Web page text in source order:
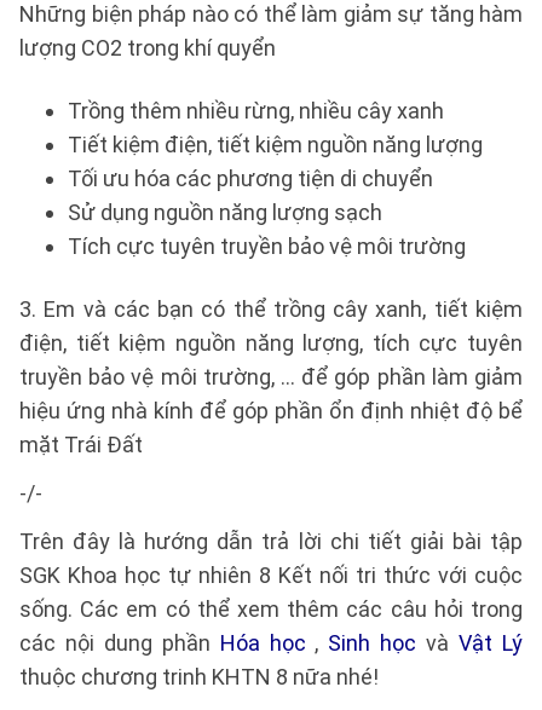
Những biện pháp nào có thể làm giảm sự tăng hàm
lượng CO2 trong khí quyển
Trồng thêm nhiều rừng, nhiều cây xanh
Tiết kiệm điện, tiết kiệm nguồn năng lượng
Tối ưu hóa các phương tiện di chuyển
Sử dụng nguồn năng lượng sạch
Tích cực tuyên truyền bảo vệ môi trường
3. Em và các bạn có thể trồng cây xanh, tiết kiệm
điện, tiết kiệm nguồn năng lượng, tích cực tuyên
truyền bảo vệ môi trường, ... để góp phần làm giảm
hiệu ứng nhà kính để góp phần ổn định nhiệt độ bể
mặt Trái Đất
-/-
Trên đây là hướng dẫn trả lời chi tiết giải bài tập
SGK Khoa học tự nhiên 8 Kết nối tri thức với cuộc
sống. Các em có thể xem thêm các câu hỏi trong
các nội dung phần Hóa học , Sinh học vàVật Lý
thuộc chương trinh KHTN 8 nữa nhé!